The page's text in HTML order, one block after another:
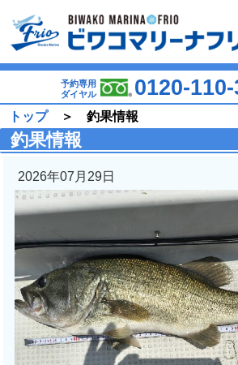
予約専用
ダイヤル
0120-
トップ＞ 釣果情報
釣果情報
2026年07月29日